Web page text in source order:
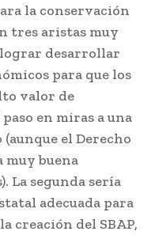
la conservación
tres aristas muy
desarrollar
para que los
valor de
en miras a una
el Derecho
muy buena
La segunda sería
adecuada para
creación del SBAP,